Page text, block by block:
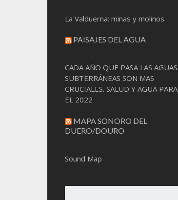
La Valduerna: minas y molinos
PAISAJES DEL AGUA
CADA AÑO QUE PASA LAS AGUAS
SUBTERRÁNEAS SON MAS
CRUCIALES. SALUD Y AGUA PARA
EL 2022
MAPA SONORO DEL
DUERO/DOURO
Sound Map